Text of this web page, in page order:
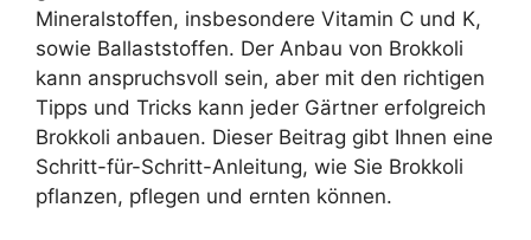
Mineralstoffen, insbesondere Vitamin C und K,
sowie Ballaststoffen. Der Anbau von Brokkoli
kann anspruchsvoll sein, aber mit den richtigen
Tipps und Tricks kann jeder Gärtner erfolgreich
Brokkoli anbauen. Dieser Beitrag gibt Ihnen eine
Schritt-für-Schritt-Anleitung, wie Sie Brokkoli
pflanzen, pflegen und ernten können.